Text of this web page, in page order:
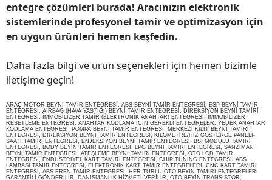
entegre çözümleri burada! Aracınızın elektronik
sistemlerinde profesyonel tamir ve optimizasyon için
en uygun ürünleri hemen keşfedin.
Daha fazla bilgi ve ürün seçenekleri için hemen bizimle
iletişime geçin!
ARAÇ MOTOR BEYNİ TAMİR ENTEGRESİ, ABS BEYNİ TAMİR ENTEGRESİ, ESP BEYNİ TAMİR
ENTEGRESİ, AİRBAG (HAVA YASTIĞI) BEYNİ TAMİR ENTEGRESİ, DİREKSİYON BEYNİ TAMİRİ
ENTEGRESİ, İMMOBİLİZER TAMİR (ELEKTRONİK ANAHTAR) ENTEGRESİ, İMMOBİLİZER
RESETLEME ENTEGRESİ, ANAHTAR KODLAMA İÇİN GEREKLİ ENTEGRELER, YEDEK ANAHTAR
KODLAMA ENTEGRESİ, POMPA BEYNİ TAMİR ENTEGRESİ, MERKEZİ KİLİT BEYNİ TAMİRİ
ENTEGRESİ, DİREKSİYON BEYNİ TAMİR ENTEGRESİ, KİLOMETRE/HIZ GÖSTERGE PANELİ-
SAATİ TAMİRİ ENTEGRESİ, ENJEKSİYON BEYNİ TAMİR ENTEGRESİ, BSİ MODÜLÜ TAMİRİ
ENTEGRESİ, BODY BEYİN TAMİR ENTEGRESİ, LPG BEYNİ TAMİRİ ENTEGRESİ, ŞANZIMAN
BEYNİ TAMİR ENTEGRESİ, ATEŞLEME BEYNİ TAMİRİ ENTEGRESİ, OTO LCD TAMİR
ENTEGRESİ, ENDÜSTRİYEL KART TAMİRİ ENTEGRESİ, CHİP TUNİNG ENTEGRESİ, ABS
LAMBASI TAMİR ENTEGRESİ, ELEKTRONİK KART TAMİR ENTEGRELERİ, CNC KART TAMİRİ
ENTEGRESİ, ABS FREN TAMİR ENTEGRESİ, HER TÜRLÜ OTO BEYİN TAMİRİ ENTEGRELERİ
GARANTİLİ GÖNDERİLİR. DANIŞMANLIK HİZMETİ VERİLİR, OTO BEYİN TRANSİSTÖR,